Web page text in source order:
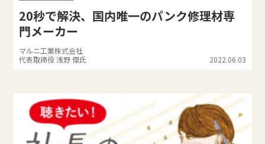
20秒で解決、国内唯一のパンク修理材専
門メーカー
マルニ工業株式会社
代表取締役 浅野 傑氏
2022.06.03